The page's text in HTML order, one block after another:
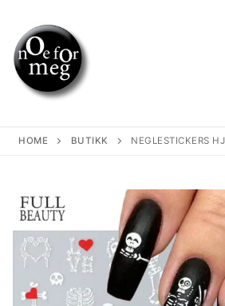
content
HOME BUTIKK NEGLESTICKERS